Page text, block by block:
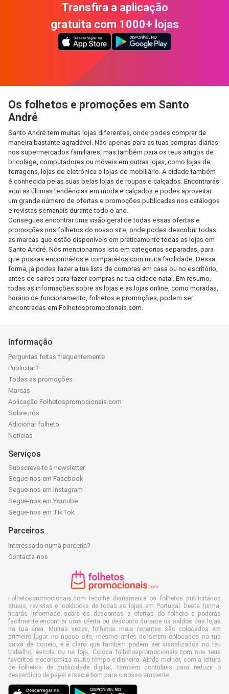
Transfira a aplicação
gratuita com 1000+ lojas
Os folhetos e promoções em Santo
André
Santo André tem muitas lojas diferentes, onde podes comprar de
maneira bastante agradável. Não apenas para as tuas compras diárias
nos supermercados familiares, mas também para os teus artigos de
bricolage, computadores ou móveis em outras lojas, como lojas de
ferragens, lojas de eletrónica e lojas de mobiliário. A cidade também
é conhecida pelas suas belas lojas de roupas e calçados. Encontrarás
aqui as últimas tendências em moda e calçados e podes aproveitar
um grande número de ofertas e promoções publicadas nos catálogos
e revistas semanais durante todo o ano.
Consegues encontrar uma visão geral de todas essas ofertas e
promoções nos folhetos do nosso site, onde podes descobrir todas
as marcas que estão disponíveis em praticamente todas as lojas em
Santo André. Nós mencionamos isto em categorias separadas, para
que possas encontrá-los e compará-los com muita facilidade. Dessa
forma, já podes fazer a tua lista de compras em casa ou no escritório,
antes de saires para fazer compras na tua cidade natal. Em resumo,
todas as informações sobre as lojas e as lojas online, como moradas,
horário de funcionamento, folhetos e promoções, podem ser
encontradas em Folhetospromocionais.com.
Informação
Perguntas feitas frequentemente
Publicitar?
Todas as promoções
Marcas
Aplicação Folhetospromocionais.com
Sobre nós
Adicionar folheto
Notícias
Serviços
Subscreve-te à newsletter
Segue-nos em Facebook
Segue-nos em Instagram
Segue-nos em Youtube
Segue-nos em TikTok
Parceiros
Interessado numa parceria?
Contacta-nos
Folhetospromocionais.com recolhe diariamente os folhetos publicitários
atuais, revistas e lookbooks de todas as lojas em Portugal. Desta forma,
ficarás informado sobre os descontos e ofertas do folheto e poderás
facilmente encontrar uma oferta ou desconto durante os saldos das lojas
na tua área. Muitas vezes, folhetos mais recentes são colocados em
primeiro lugar no nosso site, mesmo antes de serem colocados na tua
caixa de correio, e é claro que também podem ser visualizados no teu
trabalho, escola ou na loja. Coloca folhetospromocionais.com nos teus
favoritos e economiza muito tempo e dinheiro. Ainda melhor, com a leitura
de folhetos de publicidade digital, também contribuis para reduzir o
desperdício de papel e isso é bom para o nosso ambiente.